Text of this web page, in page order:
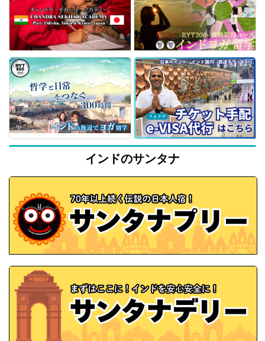
インドのサンタナ